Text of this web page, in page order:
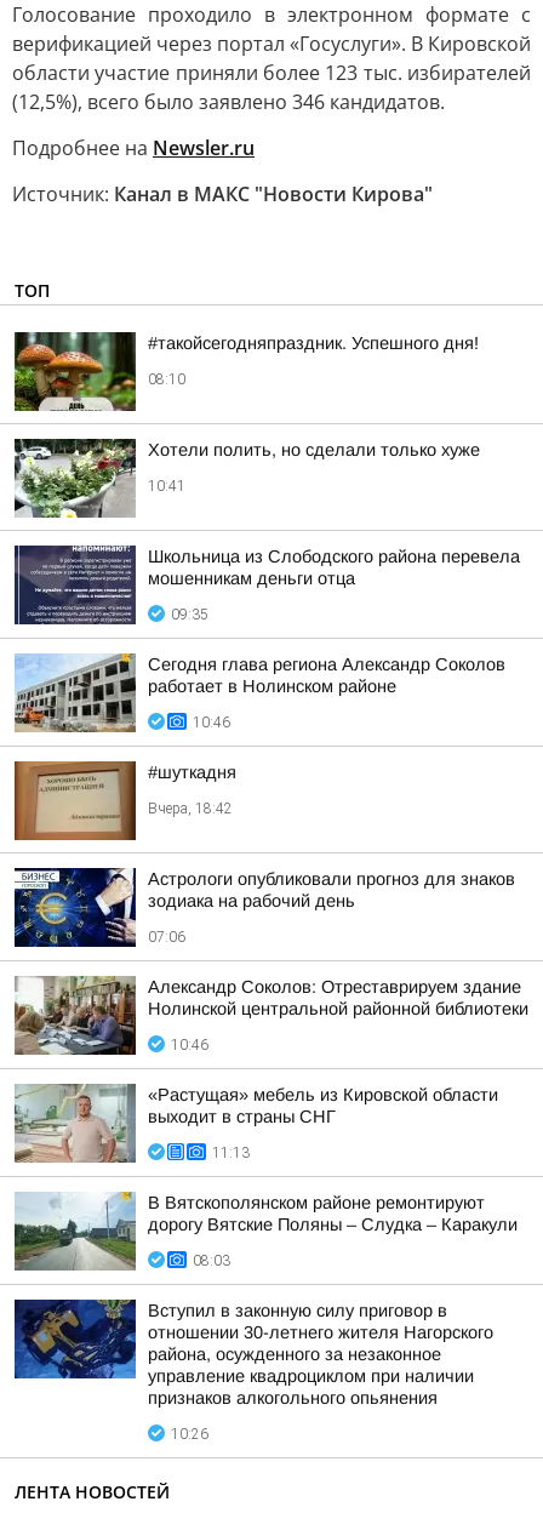
Голосование проходило в электронном формате с
верификацией через портал «Госуслуги». В Кировской
области участие приняли более 123 тыс. избирателей
(12,5%), всего было заявлено 346 кандидатов.
Подробнее на Newsler.ru
Источник: Канал в МАКС "Новости Кирова"
ТОП
#такойсегодняпраздник. Успешного дня!
08:10
Хотели полить, но сделали только хуже
10:41
Школьница из Слободского района перевела
мошенникам деньги отца
09:35
Сегодня глава региона Александр Соколов
работает в Нолинском районе
10:46
#шуткадня
Вчера, 18:42
Астрологи опубликовали прогноз для знаков
зодиака на рабочий день
07:06
Александр Соколов: Отреставрируем здание
Нолинской центральной районной библиотеки
10:46
«Растущая» мебель из Кировской области
выходит в страны СНГ
11:13
В Вятскополянском районе ремонтируют
дорогу Вятские Поляны – Слудка – Каракули
08:03
Вступил в законную силу приговор в
отношении 30-летнего жителя Нагорского
района, осужденного за незаконное
управление квадроциклом при наличии
признаков алкогольного опьянения
10:26
ЛЕНТА НОВОСТЕЙ